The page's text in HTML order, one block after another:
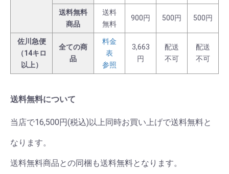
送料無料
商品
送料
無料
900円 500円 500円
佐川急便
（14キロ
以上）
全ての商
品
料金
表
参照
3,663
円
配送
不可
配送
不可
送料無料について
当店で16,500円(税込)以上同時お買い上げで送料無料と
なります。
送料無料商品との同梱も送料無料となります。